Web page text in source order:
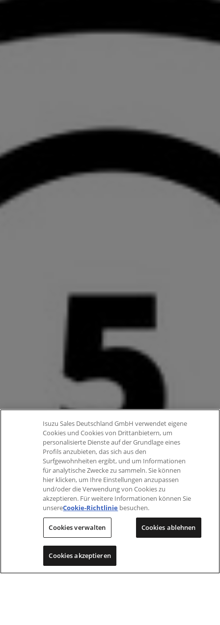
Isuzu Sales Deutschland GmbH verwendet eigene
Cookies und Cookies von Drittanbietern, um
personalisierte Dienste auf der Grundlage eines
Profils anzubieten, das sich aus den
Surfgewohnheiten ergibt, und um Informationen
für analytische Zwecke zu sammeln. Sie können
hier klicken, um Ihre Einstellungen anzupassen
und/oder die Verwendung von Cookies zu
akzeptieren. Für weitere Informationen können Sie
unsereCookie-Richtlinie besuchen.
Cookies verwalten Cookies ablehnen
Cookies akzeptieren